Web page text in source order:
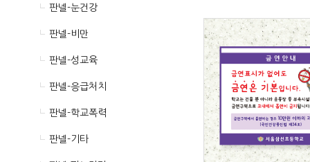
판넬-눈건강
판넬-비만
판넬-성교육
판넬-응급처치
판넬-학교폭력
판넬-기타